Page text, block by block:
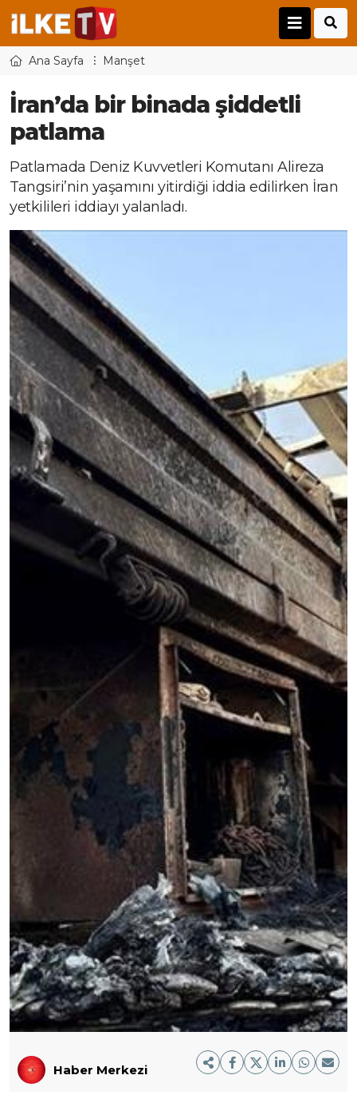
Ana Sayfa Manşet
İran’da bir binada şiddetli
patlama
Patlamada Deniz Kuvvetleri Komutanı Alireza
Tangsiri’nin yaşamını yitirdiği iddia edilirken İran
yetkilileri iddiayı yalanladı.
Haber Merkezi